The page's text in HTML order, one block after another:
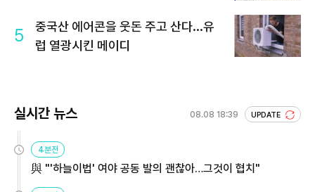
5
중국산 에어콘을 웃돈 주고 산다...유
럽 열광시킨 메이디
실시간 뉴스 08.08 18:39 UPDATE
4분전
與 "'하늘이법' 여야 공동 발의 괜찮아…그것이 협치"